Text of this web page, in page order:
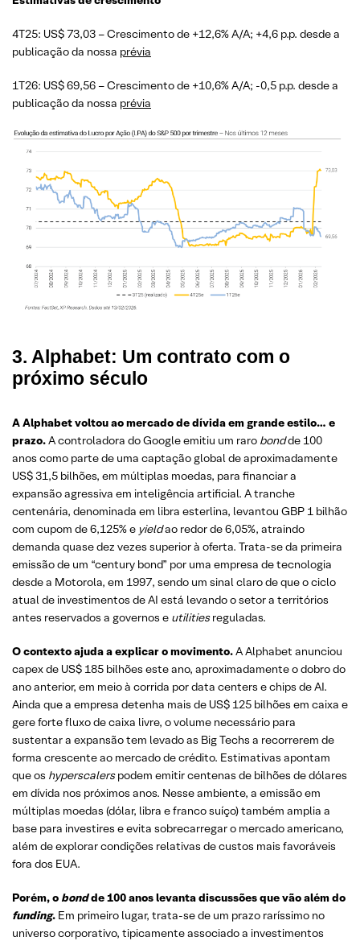
4T25: US$ 73,03 – Crescimento de +12,6% A/A; +4,6 p.p. desde a
publicação da nossa prévia
1T26: US$ 69,56 – Crescimento de +10,6% A/A; -0,5 p.p. desde a
publicação da nossa prévia
3. Alphabet: Um contrato com o
próximo século
A Alphabet voltou ao mercado de dívida em grande estilo… e
prazo.A controladora do Google emitiu um raro bondde 100
anos como parte de uma captação global de aproximadamente
US$ 31,5 bilhões, em múltiplas moedas, para financiar a
expansão agressiva em inteligência artificial. A tranche
centenária, denominada em libra esterlina, levantou GBP 1 bilhão
com cupom de 6,125% e yieldao redor de 6,05%, atraindo
demanda quase dez vezes superior à oferta. Trata-se da primeira
emissão de um “century bond” por uma empresa de tecnologia
desde a Motorola, em 1997, sendo um sinal claro de que o ciclo
atual de investimentos de AI está levando o setor a territórios
antes reservados a governos e utilitiesreguladas.
O contexto ajuda a explicar o movimento.A Alphabet anunciou
capex de US$ 185 bilhões este ano, aproximadamente o dobro do
ano anterior, em meio à corrida por data centers e chips de AI.
Ainda que a empresa detenha mais de US$ 125 bilhões em caixa e
gere forte fluxo de caixa livre, o volume necessário para
sustentar a expansão tem levado as Big Techs a recorrerem de
forma crescente ao mercado de crédito. Estimativas apontam
que os hyperscalerspodem emitir centenas de bilhões de dólares
em dívida nos próximos anos. Nesse ambiente, a emissão em
múltiplas moedas (dólar, libra e franco suíço) também amplia a
base para investires e evita sobrecarregar o mercado americano,
além de explorar condições relativas de custos mais favoráveis
fora dos EUA.
Porém, o bondde 100 anos levanta discussões que vão além do
funding. Em primeiro lugar, trata-se de um prazo raríssimo no
universo corporativo, tipicamente associado a investimentos